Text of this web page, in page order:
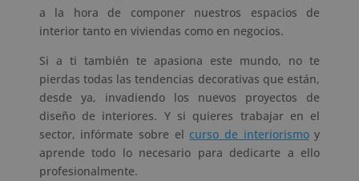
a la hora de componer nuestros espacios de
interior tanto en viviendas como en negocios.
Si a ti también te apasiona este mundo, no te
pierdas todas las tendencias decorativas que están,
desde ya, invadiendo los nuevos proyectos de
diseño de interiores. Y si quieres trabajar en el
sector, infórmate sobre el curso de interiorismoy
aprende todo lo necesario para dedicarte a ello
profesionalmente.